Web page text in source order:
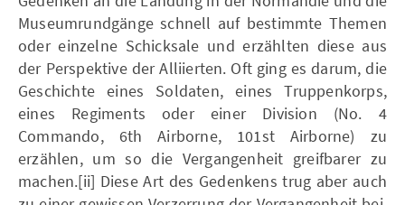
Museumrundgänge schnell auf bestimmte Themen
oder einzelne Schicksale und erzählten diese aus
der Perspektive der Alliierten. Oft ging es darum, die
Geschichte eines Soldaten, eines Truppenkorps,
eines Regiments oder einer Division (No. 4
Commando, 6th Airborne, 101st Airborne) zu
erzählen, um so die Vergangenheit greifbarer zu
machen.[ii] Diese Art des Gedenkens trug aber auch